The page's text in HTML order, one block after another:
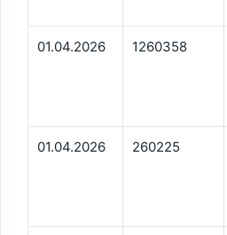
01.04.2026 1260358
01.04.2026 260225